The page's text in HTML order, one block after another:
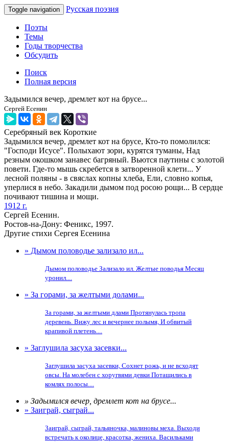
Toggle navigation Русская поэзия
Поэты
Темы
Годы творчества
Обсудить
Поиск
Полная версия
Задымился вечер, дремлет кот на брусе...
Сергей Есенин
Серебряный век Короткие
Задымился вечер, дремлет кот на брусе, Кто-то помолился:
"Господи Исусе". Полыхают зори, курятся туманы, Над
резным окошком занавес багряный. Вьются паутины с золотой
повети. Где-то мышь скребется в затворенной клети... У
лесной поляны - в свяслах копны хлеба, Ели, словно копья,
уперлися в небо. Закадили дымом под росою рощи... В сердце
почивают тишина и мощи.
1912 г.
Сергей Есенин.
Ростов-на-Дону: Феникс, 1997.
Другие стихи Сергея Есенина
» Дымом половодье зализало ил...
Дымом половодье Зализало ил. Желтые поводья Месяц
уронил....
» За горами, за желтыми долами...
За горами, за желтыми длами Протянулась тропа
деревень. Вижу лес и вечернее полымя, И обвитый
крапивой плетень....
» Заглушила засуха засевки...
Заглушила засуха засевки, Сохнет рожь, и не всходят
овсы. На молебен с хоругвями девки Потащились в
комлях полосы....
» Задымился вечер, дремлет кот на брусе...
» Заиграй, сыграй...
Заиграй, сыграй, тальяночка, малиновы меха. Выходи
встречать к околице, красотка, жениха. Васильками